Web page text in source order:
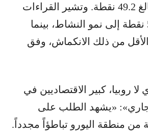
التقدير الأولي البالغ 49.2 نقطة. وتشير القراءات
التي تزيد على 50 نقطة إلى نمو النشاط، بينما
من ذلك الانكماش، وفق
روبيا، كبير الاقتصاديين في
«يشهد الطلب على
من منطقة اليورو تباطؤاً مجدداً.